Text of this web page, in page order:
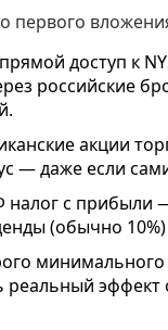
первого
доступ к
российские
акции
— даже если
налог с прибыли
(обычно
эффект